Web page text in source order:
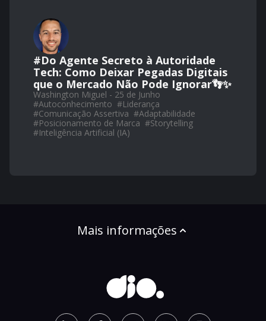
#Do Agente Secreto à Autoridade
Tech: Como Deixar Pegadas Digitais
que o Mercado Não Pode Ignorar👣✨
Washington Miguel - 25 de Junho
#Autoconhecimento #Liderança
#Comunicação Assertiva #Adaptabilidade
#Posicionamento de Marca #Storytelling
#Inteligência Artificial (IA)
Mais informações